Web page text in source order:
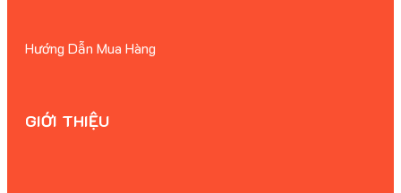
Hướng Dẫn Mua Hàng
GIỚI THIỆU